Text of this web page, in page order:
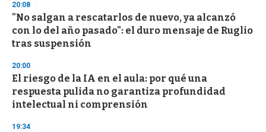
d
s
o
f
3
s
e
c
o
n
20:08
"No salgan a rescatarlos de nuevo, ya alcanzó
con lo del año pasado": el duro mensaje de Ruglio
tras suspensión
20:00
El riesgo de la IA en el aula: por qué una
respuesta pulida no garantiza profundidad
intelectual ni comprensión
19:34